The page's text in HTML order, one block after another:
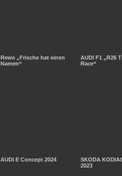
Rewe „Frische hat einen
Namen“
AUDI F1 „R26
Race“
AUDI E Concept 2024
SKODA
2023